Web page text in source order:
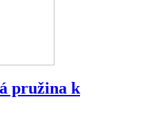
pružina k